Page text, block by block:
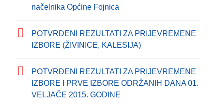
načelnika Općine Fojnica
POTVRĐENI REZULTATI ZA PRIJEVREMENE
IZBORE (ŽIVINICE, KALESIJA)
POTVRĐENI REZULTATI ZA PRIJEVREMENE
IZBORE I PRVE IZBORE ODRŽANIH DANA 01.
VELJAČE 2015. GODINE